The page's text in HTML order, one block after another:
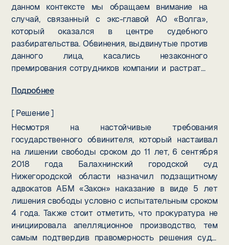
данном контексте мы обращаем внимание на
случай, связанный с экс-главой АО «Волга»,
который оказался в центре судебного
разбирательства. Обвинения, выдвинутые против
данного лица, касались незаконного
премирования сотрудников компании и растраты
Уголовным кодексом Российской Федерации,
нескольким эпизодам, в том числе по части 4
статьи 160 УК РФ и части 3 той же статьи.
Адвокаты АБМ "Закон" провели всесторонний
анализ материалов дела и выявили значительные
процессуальные нарушения, допущенные при
проведении предварительного расследования.
Это тщательно собранное основание стало базой
для выстраивания правовой стратегии защиты. В
процессе судебного разбирательства внимание
суда было обращено на наличие противоречий и
несостыковок в представленных следствием
Подробнее
[ Решение ]
Несмотря на настойчивые требования
государственного обвинителя, который настаивал
на лишении свободы сроком до 11 лет, 6 сентября
2018 года Балахнинский городской суд
Нижегородской области назначил подзащитному
адвокатов АБМ «Закон» наказание в виде 5 лет
лишения свободы условно с испытательным сроком
4 года. Также стоит отметить, что прокуратура не
инициировала апелляционное производство, тем
самым подтвердив правомерность решения суда.